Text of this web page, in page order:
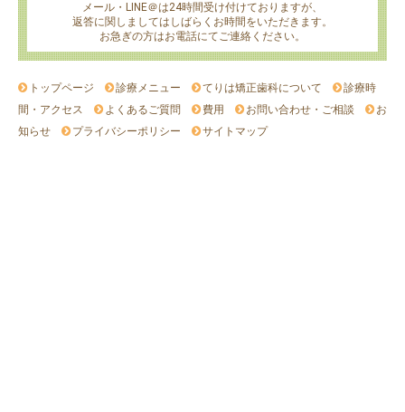
メール・LINE＠は24時間受け付けておりますが、
返答に関しましてはしばらくお時間をいただきます。
お急ぎの方はお電話にてご連絡ください。
トップページ 診療メニュー てりは矯正歯科について
診療時
間・アクセス
よくあるご質問 費用 お問い合わせ・ご相談
お
知らせ
プライバシーポリシー サイトマップ